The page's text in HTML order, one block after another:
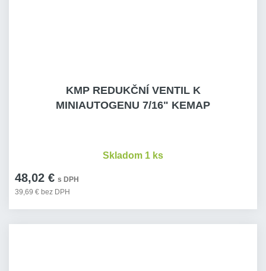
KMP REDUKČNÍ VENTIL K
MINIAUTOGENU 7/16" KEMAP
48,02 € s DPH
39,69 € bez DPH
Skladom 1 ks